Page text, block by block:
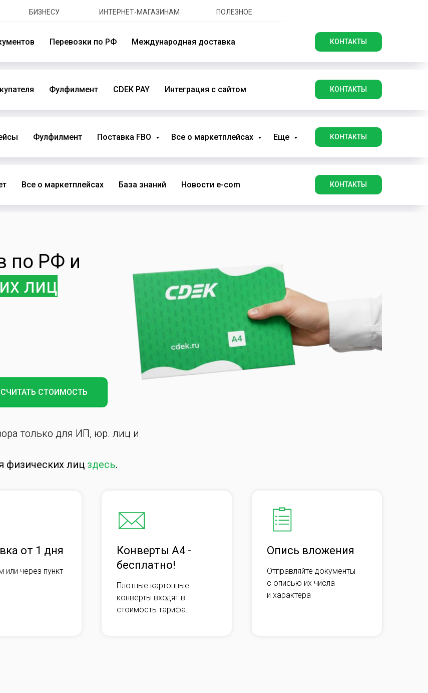
БИЗНЕСУ ИНТЕРНЕТ-МАГАЗИНАМ ПОЛЕЗНОЕ
Перевозки по РФ Международная доставка КОНТАКТЫ
Фулфилмент CDEK PAY Интеграция с сайтом КОНТАКТЫ
Фулфилмент Поставка FBO Все о маркетплейсах Еще КОНТАКТЫ
Все о маркетплейсах База знаний Новости e-com КОНТАКТЫ
по РФ и
лиц
СТОИМОСТЬ
только для ИП, юр. лиц и
физических лиц здесь.
от 1 дня
или через пункт
Конверты А4 -
бесплатно!
Плотные картонные
конверты входят в
стоимость тарифа.
Опись вложения
Отправляйте документы
с описью их числа
и характера